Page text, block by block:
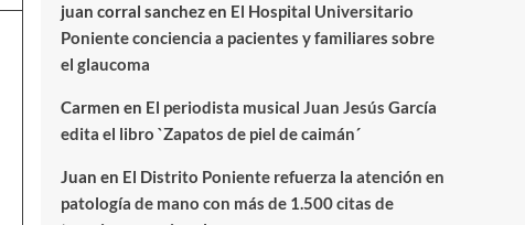
juan corral sanchezen El Hospital Universitario
Poniente conciencia a pacientes y familiares sobre
el glaucoma
Carmen en El periodista musical Juan Jesús García
edita el libro `Zapatos de piel de caimán´
Juan en El Distrito Poniente refuerza la atención en
patología de mano con más de 1.500 citas de